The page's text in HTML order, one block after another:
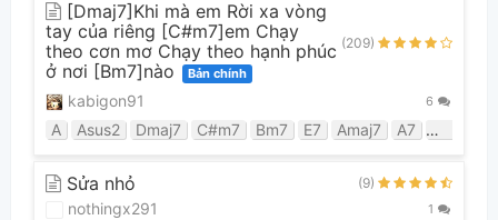
[Dmaj7]Khi mà em Rời xa vòng
tay của riêng [C#m7]em Chạy
theo cơn mơ Chạy theo hạnh phúc
ở nơi [Bm7]nào
Bản chính
(209)
kabigon91 6
A Asus2 Dmaj7 C#m7 Bm7 E7 Amaj7 A7 F#
Sửa nhỏ (9)
nothingx291 1